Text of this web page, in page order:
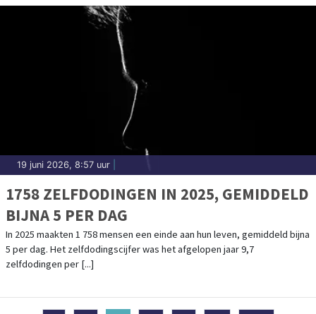
19 juni 2026, 8:57 uur
1758 ZELFDODINGEN IN 2025, GEMIDDELD
BIJNA 5 PER DAG
In 2025 maakten 1 758 mensen een einde aan hun leven, gemiddeld bijna
5 per dag. Het zelfdodingscijfer was het afgelopen jaar 9,7
zelfdodingen per [...]